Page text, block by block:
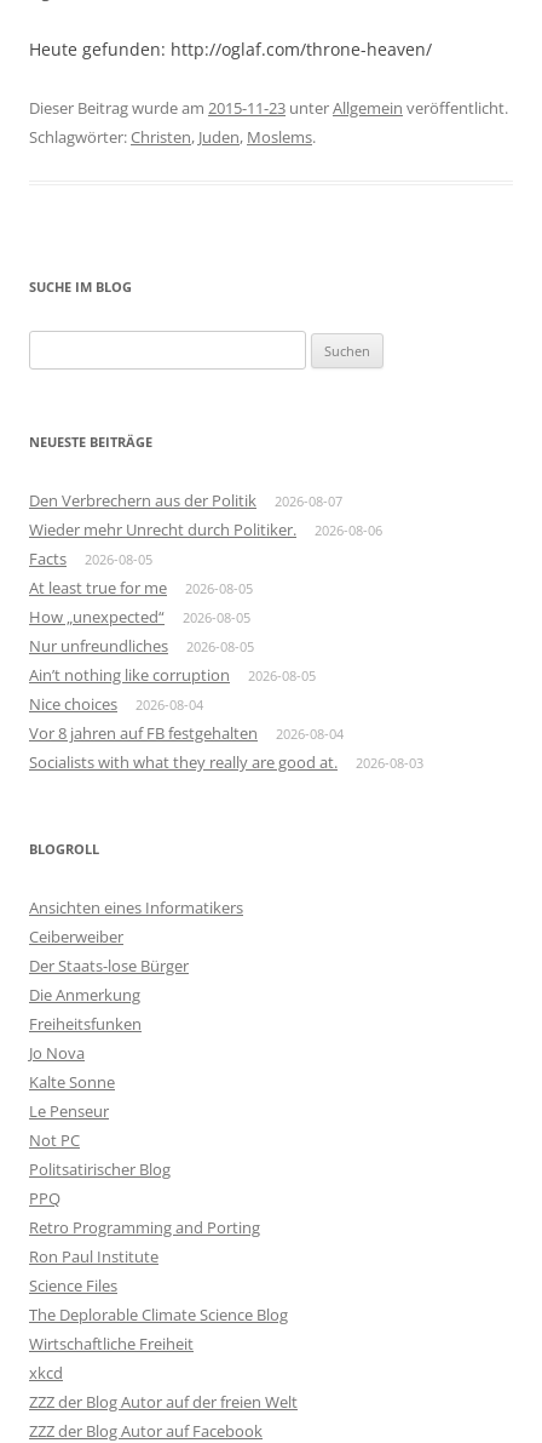
Heute gefunden: http://oglaf.com/throne-heaven/
Dieser Beitrag wurde am 2015-11-23 unterAllgemein veröffentlicht.
Schlagwörter:Christen, Juden, Moslems.
SUCHE IM BLOG
nach:
NEUESTE BEITRÄGE
Den Verbrechern aus der Politik 2026-08-07
Wieder mehr Unrecht durch Politiker. 2026-08-06
Facts 2026-08-05
At least true for me 2026-08-05
How „unexpected“ 2026-08-05
Nur unfreundliches 2026-08-05
Ain’t nothing like corruption 2026-08-05
Nice choices 2026-08-04
Vor 8 jahren auf FB festgehalten 2026-08-04
Socialists with what they really are good at. 2026-08-03
BLOGROLL
Ansichten eines Informatikers
Ceiberweiber
Der Staats-lose Bürger
Die Anmerkung
Freiheitsfunken
Jo Nova
Kalte Sonne
Le Penseur
Not PC
Politsatirischer Blog
PPQ
Retro Programming and Porting
Ron Paul Institute
Science Files
The Deplorable Climate Science Blog
Wirtschaftliche Freiheit
xkcd
ZZZ der Blog Autor auf der freien Welt
ZZZ der Blog Autor auf Facebook